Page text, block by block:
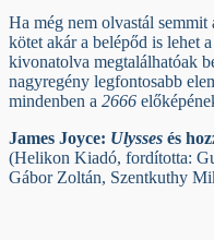
Ha még nem olvastál
kötet akár a belépőd is lehet
kivonatolva megtalálhatóak
nagyregény legfontosabb
mindenben a 2666
James Joyce: Ulysses és
(Helikon Kiadó, fordította:
Gábor Zoltán, Szentkuthy